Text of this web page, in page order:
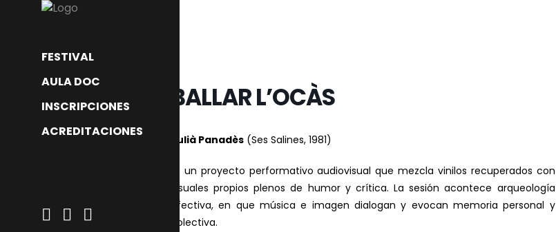
FESTIVAL
AULA DOC
INSCRIPCIONES
ACREDITACIONES
BALLAR L’OCÀS
Julià Panadès (Ses Salines, 1981)
Es un proyecto performativo audiovisual que mezcla vinilos recuperados con
visuales propios plenos de humor y crítica. La sesión acontece arqueología
afectiva, en que música e imagen dialogan y evocan memoria personal y
colectiva.